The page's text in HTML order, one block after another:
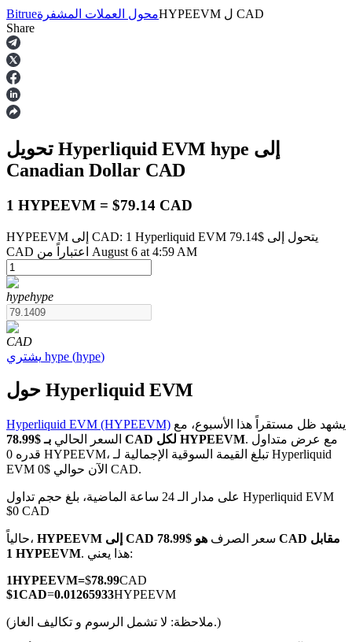
العقود الآجلة
العقود الآجلة USDT
العقود الآجلة لـ COIN-M
العقود الآجلة للعملات المشفرة
TradFi
مشتقات الأسهم والعملات الأجنبية والمعادن الثمينة والسلع
Bitrueمحول العملات المشفرةHYPEEVM ل CAD
Share
تحويل Hyperliquid EVM hype
Canadian Dollar CAD
1 HYPEEVM = $79.14 CAD
HYPEEVM إلى CAD: 1 Hyperliquid EVM يتحول إلى $79.14
CAD اعتباراً من August 6 at 4:59 AM
hypehype
CAD
يشتري hype (hype)
حول Hyperliquid EVM
Hyperliquid EVM (HYPEEVM)
السعر الحالي
بـ $78.99 CAD لكل HYPEEVM. مع عرض متداول
قدره 0 HYPEEVM، تبلغ القيمة السوقية الإجمالية لـ Hyperliquid
EVM الآن حوالي $0 CAD.
على مدار الـ 24 ساعة الماضية، بلغ حجم تداول Hyperliquid EVM
$0 CAD
حالياً، HYPEEVM إلى CAD سعر الصرف
هو $78.99 CAD مقابل
1 HYPEEVM
. هذا يعني:
1HYPEEVM=$78.99CAD
$1CAD=0.01265933HYPEEVM
(ملاحظة: لا تشمل الرسوم و تكاليف الغاز.)